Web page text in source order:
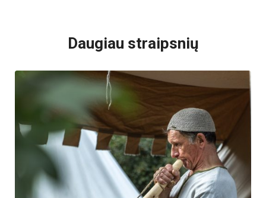
Daugiau straipsnių